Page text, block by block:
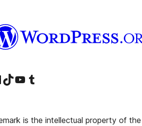
访问我们的 TikTok 账号访问我们的 YouTube 频道 访问我们的 Tumblr 账号
is the intellectual property of